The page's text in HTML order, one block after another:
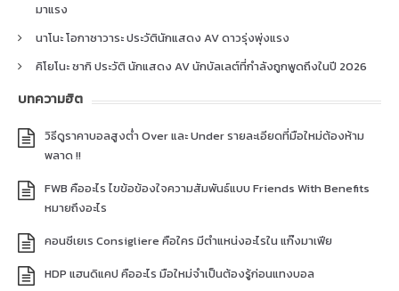
มาแรง
นาโนะ โอกาซาวาระ ประวัตินักแสดง AV ดาวรุ่งพุ่งแรง
คิโยโนะ ซากิ ประวัติ นักแสดง AV นักบัลเลต์ที่กำลังถูกพูดถึงในปี 2026
บทความฮิต
วิธีดูราคาบอลสูงต่ำ Over และ Under รายละเอียดที่มือใหม่ต้องห้าม
พลาด !!
FWB คืออะไร ไขข้อข้องใจความสัมพันธ์แบบ Friends With Benefits
หมายถึงอะไร
คอนซีเยเร Consigliere คือใคร มีตำแหน่งอะไรใน แก๊งมาเฟีย
HDP แฮนดิแคป คืออะไร มือใหม่จำเป็นต้องรู้ก่อนแทงบอล